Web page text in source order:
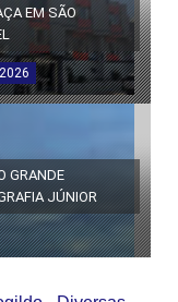
EM SÃO
2026
GRANDE
JÚNIOR